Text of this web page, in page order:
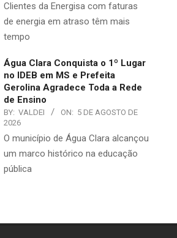
​Clientes da Energisa com faturas
de energia em atraso têm mais
tempo
Água Clara Conquista o 1º Lugar
no IDEB em MS e Prefeita
Gerolina Agradece Toda a Rede
de Ensino
BY: VALDEI ON: 5 DE AGOSTO DE
2026
O município de Água Clara alcançou
um marco histórico na educação
pública